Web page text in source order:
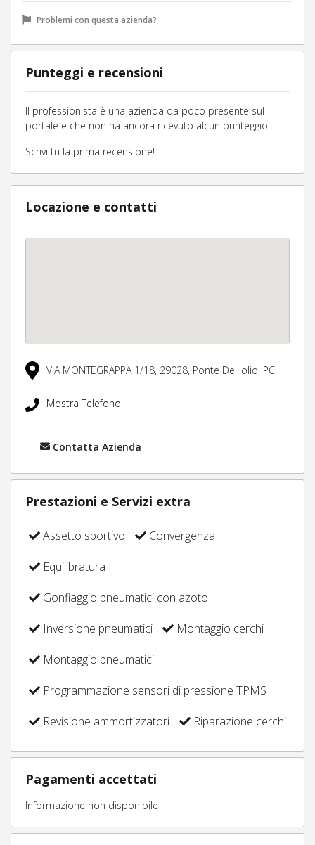
Problemi con questa azienda?
Punteggi e recensioni
Il professionista è una azienda da poco presente sul
portale e che non ha ancora ricevuto alcun punteggio.
Scrivi tu la prima recensione!
Locazione e contatti
VIA MONTEGRAPPA 1/18, 29028, Ponte Dell'olio, PC
Mostra Telefono
Contatta Azienda
Prestazioni e Servizi extra
Assetto sportivo
Convergenza
Equilibratura
Gonfiaggio pneumatici con azoto
Inversione pneumatici
Montaggio cerchi
Montaggio pneumatici
Programmazione sensori di pressione TPMS
Revisione ammortizzatori
Riparazione cerchi
Pagamenti accettati
Informazione non disponibile